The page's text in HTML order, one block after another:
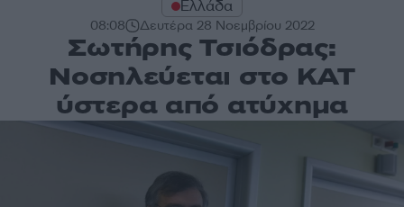
Ελλάδα
08:08 Δευτέρα 28 Νοεμβρίου 2022
Σωτήρης Τσιόδρας:
Νοσηλεύεται στο ΚΑΤ
ύστερα από ατύχημα